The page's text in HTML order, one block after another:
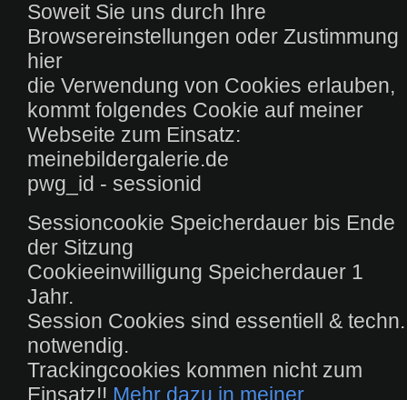
Soweit Sie uns durch Ihre
Browsereinstellungen oder Zustimmung
hier
die Verwendung von Cookies erlauben,
kommt folgendes Cookie auf meiner
Webseite zum Einsatz:
meinebildergalerie.de
pwg_id - sessionid
Sessioncookie Speicherdauer bis Ende
der Sitzung
Cookieeinwilligung Speicherdauer 1
Jahr.
Session Cookies sind essentiell & techn.
notwendig.
Trackingcookies kommen nicht zum
Einsatz!! Mehr dazu in meiner